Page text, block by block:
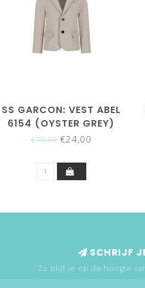
SS GARCON: VEST ABEL
6154 (OYSTER GREY)
€79,99€24,00
SCHRIJF
Zo blijf je op de hoogte